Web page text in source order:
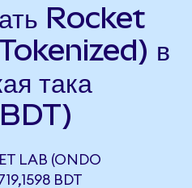
Rocket
в
така
LAB (ONDO
BDT